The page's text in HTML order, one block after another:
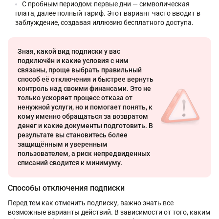
С пробным периодом: первые дни — символическая
плата, далее полный тариф. Этот вариант часто вводит в
заблуждение, создавая иллюзию бесплатного доступа.
Зная, какой вид подписки у вас
подключён и какие условия с ним
связаны, проще выбрать правильный
способ её отключения и быстрее вернуть
контроль над своими финансами. Это не
только ускоряет процесс отказа от
ненужной услуги, но и помогает понять, к
кому именно обращаться за возвратом
денег и какие документы подготовить. В
результате вы становитесь более
защищённым и уверенным
пользователем, а риск непредвиденных
списаний сводится к минимуму.
Способы отключения подписки
Перед тем как отменить подписку, важно знать все
возможные варианты действий. В зависимости от того, каким